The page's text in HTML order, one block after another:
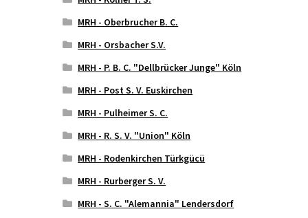
MRH - Oberbrucher B. C.
MRH - Orsbacher S.V.
MRH - P. B. C. "Dellbrücker Junge" Köln
MRH - Post S. V. Euskirchen
MRH - Pulheimer S. C.
MRH - R. S. V. "Union" Köln
MRH - Rodenkirchen Türkgücü
MRH - Rurberger S. V.
MRH - S. C. "Alemannia" Lendersdorf